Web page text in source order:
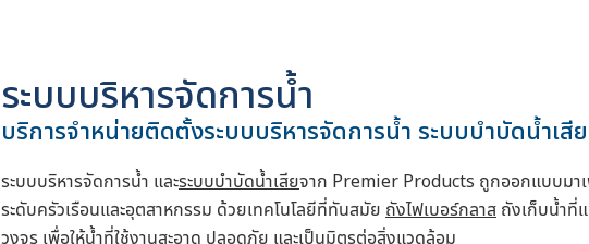
ระบบบริหารจัดการน้ำ
บริการจำหน่ายติดตั้งระบบบริหารจัดการน้ำ ระบบบำบัดน้ำเ
ระบบบริหารจัดการน้ำ และระบบบำบัดน้ำเสียจาก Premier Products ถูกออกแบบมาเ
ระดับครัวเรือนและอุตสาหกรรม ด้วยเทคโนโลยีที่ทันสมัย ถังไฟเบอร์กลาสถังเก็บน้ำที่
วงจร เพื่อให้น้ำที่ใช้งานสะอาด ปลอดภัย และเป็นมิตรต่อสิ่งแวดล้อม